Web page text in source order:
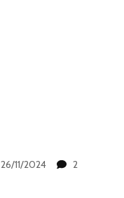
26/11/2024
2